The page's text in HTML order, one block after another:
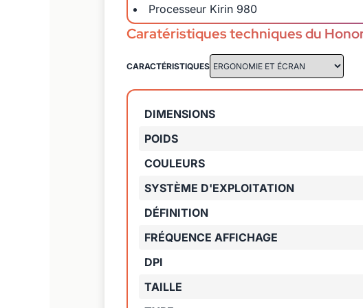
Processeur Kirin 980
Caratéristiques techniques du
CARACTÉRISTIQUES
DIMENSIONS
POIDS
COULEURS
SYSTÈME D'EXPLOITATION
DÉFINITION
FRÉQUENCE AFFICHAGE
DPI
TAILLE